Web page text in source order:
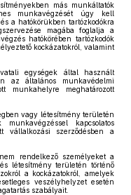
más munkáltatók
munkavégzését úgy kell
a hatókörükben tartózkodókra
magába foglalja a
hatókörében tartózkodók
kockázatokról, valamint
egységek által használt
az általános munkavédelmi
munkahelyre meghatározott
vagy létesítmény területén
kapcsolatos
vállalkozási szerződésben a
rendelkező személyeket a
létesítmény területén történő
a kockázatokról, amelyek
veszélyhelyzet esetén
szabályait.